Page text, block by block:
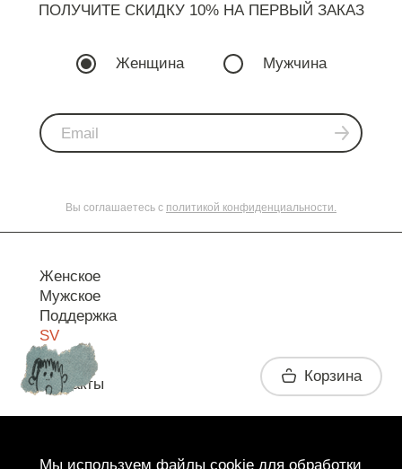
ПОЛУЧИТЕ СКИДКУ 10% НА ПЕРВЫЙ ЗАКАЗ
Женщина Мужчина
Вы соглашаетесь с политикой конфиденциальности.
Женское
Мужское
Поддержка
SV
Контакты Корзина
Мы используем файлы cookie для обработки